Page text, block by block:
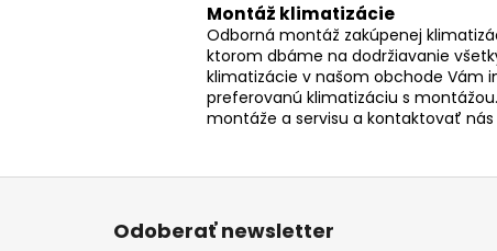
Montáž klimatizácie
Odborná montáž zakúpenej
ktorom dbáme na dodržiavanie
klimatizácie v našom obchode Vám
preferovanú klimatizáciu s
montáže a servisu a kontaktovať
Z
Odoberať newsletter